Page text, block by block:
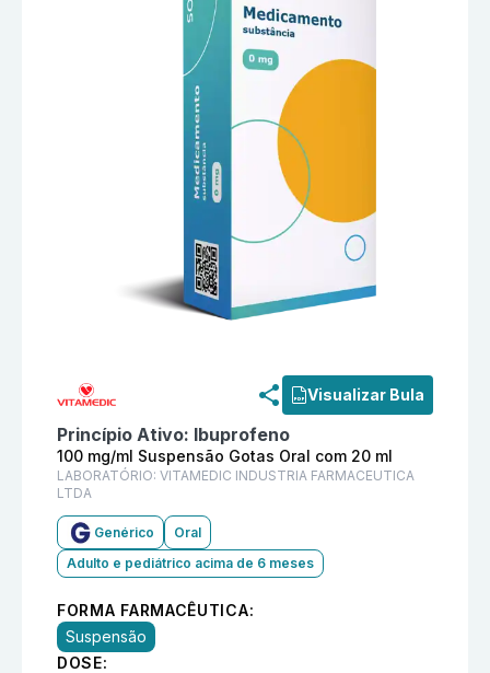
Visualizar Bula
Princípio Ativo: Ibuprofeno
100 mg/ml Suspensão Gotas Oral com 20 ml
LABORATÓRIO: VITAMEDIC INDUSTRIA FARMACEUTICA
LTDA
Genérico
Oral
Adulto e pediátrico acima de 6 meses
FORMA FARMACÊUTICA:
Suspensão
DOSE: